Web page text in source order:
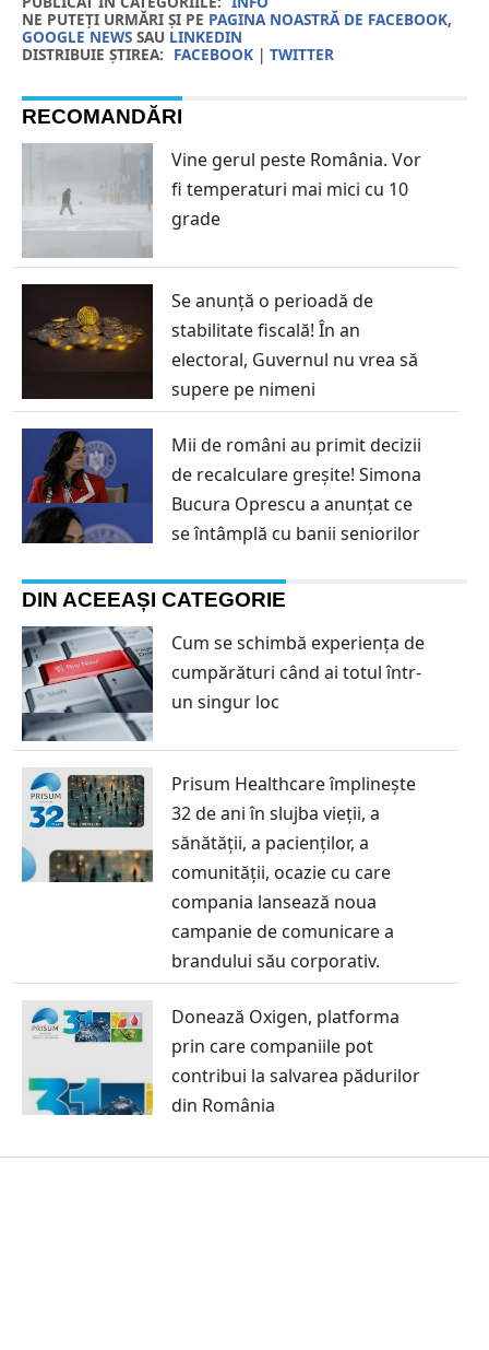
NE PUTEȚI URMĂRI ȘI PE PAGINA NOASTRĂ DE FACEBOOK,
GOOGLE NEWSSAU LINKEDIN
DISTRIBUIE ȘTIREA: FACEBOOK| TWITTER
RECOMANDĂRI
Vine gerul peste România. Vor
fi temperaturi mai mici cu 10
grade
Se anunță o perioadă de
stabilitate fiscală! În an
electoral, Guvernul nu vrea să
supere pe nimeni
Mii de români au primit decizii
de recalculare greșite! Simona
Bucura Oprescu a anunțat ce
se întâmplă cu banii seniorilor
DIN ACEEAȘI CATEGORIE
Cum se schimbă experiența de
cumpărături când ai totul într-
un singur loc
Prisum Healthcare împlinește
32 de ani în slujba vieții, a
sănătății, a pacienților, a
comunității, ocazie cu care
compania lansează noua
campanie de comunicare a
brandului său corporativ.
Donează Oxigen, platforma
prin care companiile pot
contribui la salvarea pădurilor
din România